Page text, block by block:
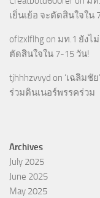
เยิ่นเย้อ จะตัดสินใจใน
oflzxlflhg on มท.1 ยังไ
ตัดสินใจใน 7-15 วัน!
tjhhhzvvyd on ‘เฉลิมชั
ร่วมดินเนอร์พรรคร่วม
Archives
July 2025
June 2025
May 2025